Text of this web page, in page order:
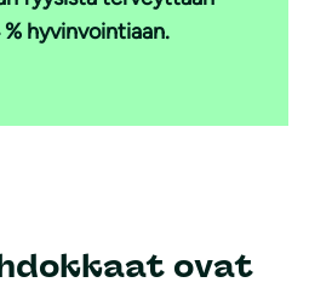
hyvinvointiaan.
ovat